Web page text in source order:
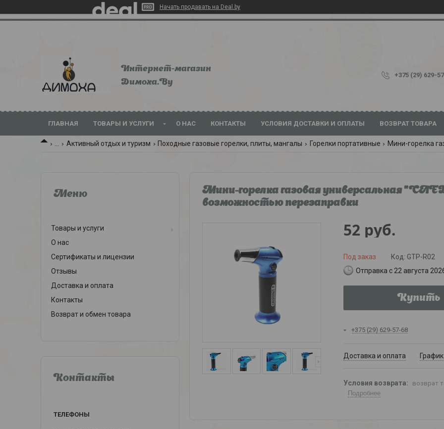
Начать продавать на Deal.by
Интернет-магазин
Dимoхa.By
+375 (29) 629-
ГЛАВНАЯ ТОВАРЫ И УСЛУГИ О НАС КОНТАКТЫ УСЛОВИЯ ДОСТАВКИ И ОПЛАТЫ ВОЗВРАТ ТОВАРА
Активный отдых и туризм Походные газовые горелки, плиты, мангалы Горелки портативные
Мини-горелка газовая универсальная
возможностью перезаправки
52 руб.
Под заказ Код: GTP-R02
Отправка с 22 августа
Купить
+375 (29) 629-57-68
Доставка и оплата
возврат
Подробнее
Товары и услуги
О нас
Сертификаты и лицензии
Отзывы
Доставка и оплата
Контакты
Возврат и обмен товара
Контакты